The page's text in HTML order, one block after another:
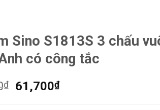
Sino S1813S 3 chấu
có công tắc
₫
Giá
61,700₫Giá